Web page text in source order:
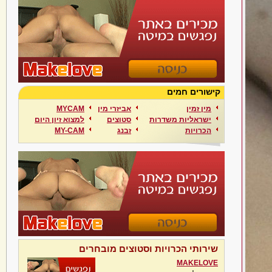
קישורים חמים
מין זמין
ישראליות משדרות
הכרויות
אביזרי מין
סטוצים
זבנג
MYCAM
למצוא זיון היום
MY-CAM
שירותי הכרויות וסטוצים מובחרים
MAKELOVE